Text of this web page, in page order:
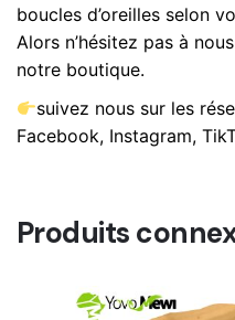
boucles d’oreilles selon
Alors n’hésitez pas à
notre boutique.
suivez nous sur les
Facebook, Instagram,
Produits